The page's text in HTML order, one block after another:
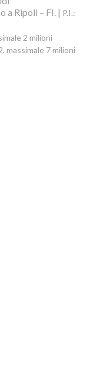
a Ripoli – FI. | P.I.:
2 milioni
massimale 7 milioni